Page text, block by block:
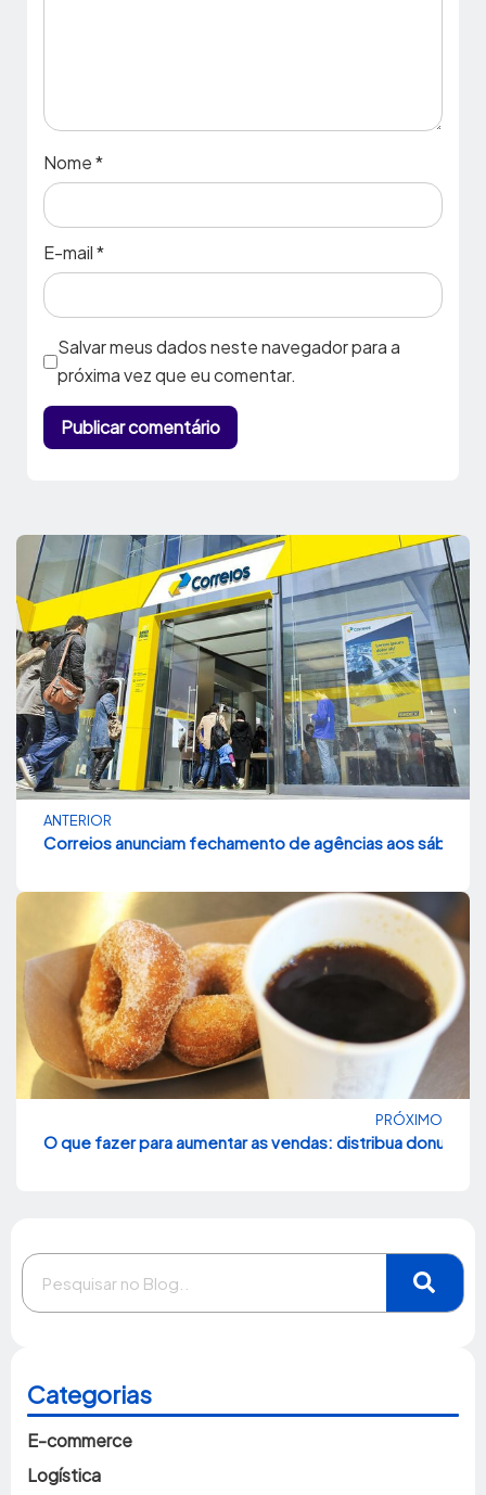
Nome*
E-mail*
Salvar meus dados neste navegador para a
próxima vez que eu comentar.
ANTERIOR
Correios anunciam fechamento de agências aos sábados
PRÓXIMO
O que fazer para aumentar as vendas: distribua donuts e
Categorias
E-commerce
Logística